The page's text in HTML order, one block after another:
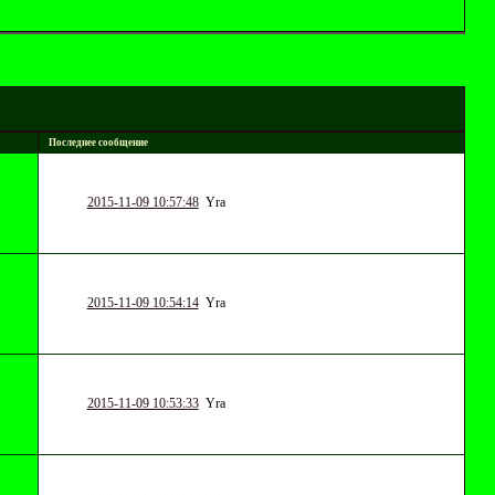
Последнее сообщение
2015-11-09 10:57:48 Yrа
2015-11-09 10:54:14 Yrа
2015-11-09 10:53:33 Yrа